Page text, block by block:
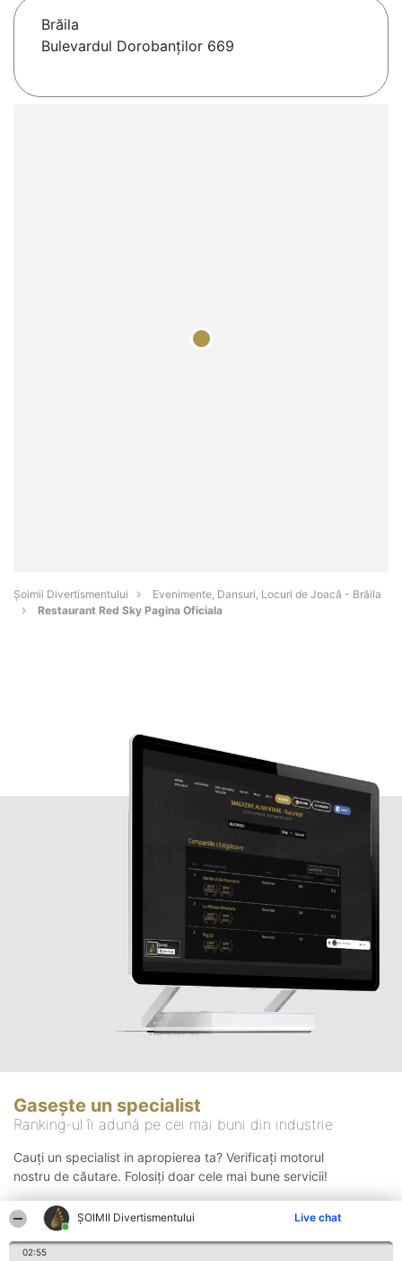
ŞOIMII Divertismentului Live chat
02:55
Brăila
Bulevardul Dorobanților 669
Şoimii Divertismentului
Evenimente, Dansuri, Locuri de Joacă - Brăila
Restaurant Red Sky Pagina Oficiala
Gasește un specialist
Ranking-ul îi adună pe cei mai buni din industrie
Cauți un specialist in apropierea ta? Verificați motorul
nostru de căutare. Folosiți doar cele mai bune servicii!